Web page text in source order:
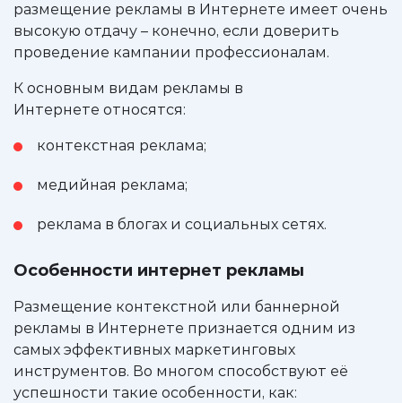
размещение рекламы в Интернете имеет очень
высокую отдачу – конечно, если доверить
проведение кампании профессионалам.
К основным видам рекламы в
Интернете относятся:
контекстная реклама;
медийная реклама;
реклама в блогах и социальных сетях.
Особенности интернет рекламы
Размещение контекстной или баннерной
рекламы в Интернете признается одним из
самых эффективных маркетинговых
инструментов. Во многом способствуют её
успешности такие особенности, как: